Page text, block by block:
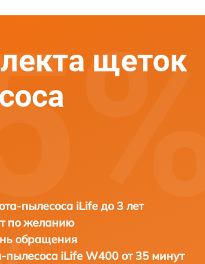
щеток
пылесоса iLife до 3 лет
по желанию
обращения
пылесоса iLife W400 от 35 минут